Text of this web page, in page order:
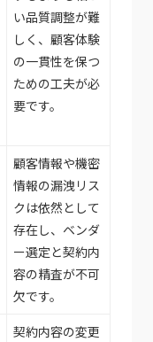
い品質調整が難
しく、顧客体験
の一貫性を保つ
ための工夫が必
要です。
顧客情報や機密
情報の漏洩リス
クは依然として
存在し、ベンダ
ー選定と契約内
容の精査が不可
欠です。
契約内容の変更